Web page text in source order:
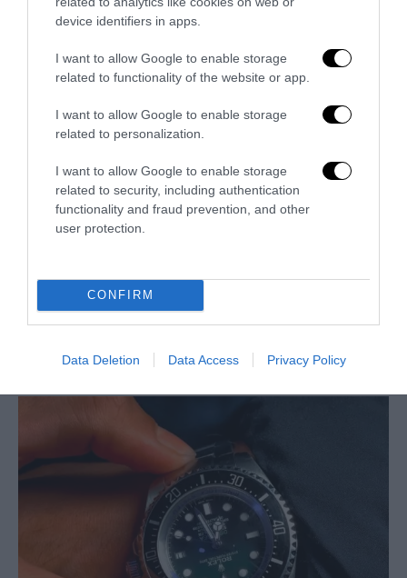
device identifiers in apps.
I want to allow Google to enable storage
related to functionality of the website or app.
I want to allow Google to enable storage
related to personalization.
I want to allow Google to enable storage
related to security, including authentication
functionality and fraud prevention, and other
user protection.
CONFIRM
Data Deletion Data Access Privacy Policy
Addio Mary, malgrado «la diffidenza che fece esitare»